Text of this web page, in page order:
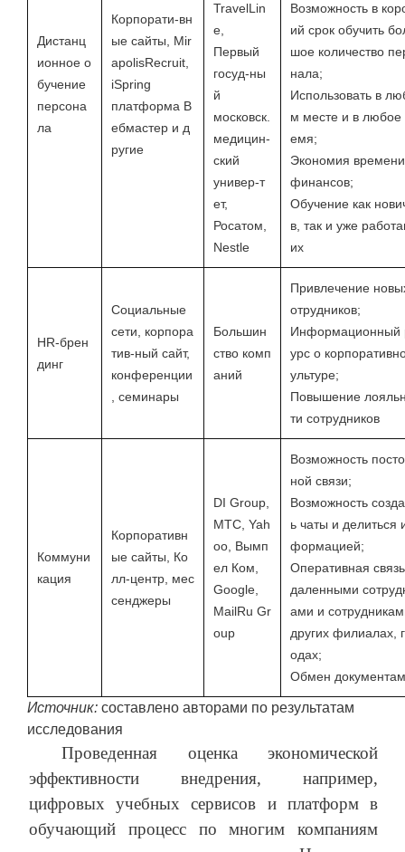
Дистанц
ионное о
бучение
персона
ла
Корпорати-вн
ые сайты, Mir
apolisRecruit,
iSpring
платформа В
ебмастер и д
ругие
TravelLin
e,
Первый
госуд-ны
й
московск.
медицин-
ский
универ-т
ет,
Росатом,
Nestle
Возможность в
ий срок обучить
шое количество
нала;
Использовать в
м месте и в любое
емя;
Экономия
финансов;
Обучение как
в, так и уже
их
HR-брен
динг
Социальные
сети, корпора
тив-ный сайт,
конференции
, семинары
Большин
ство комп
аний
Привлечение
отрудников;
Информационный
урс о
ультуре;
Повышение
ти сотрудников
Коммуни
кация
Корпоративн
ые сайты, Ко
лл-центр, мес
сенджеры
DI Group,
МТС, Yah
oo, Вымп
ел Ком,
Google,
MailRu Gr
oup
Возможность
ной связи;
Возможность
ь чаты и делиться
формацией;
Оперативная
даленными
ами и
других филиалах,
одах;
Обмен
Источник: составлено авторами по результатам
исследования
Проведенная оценка экономической
эффективности внедрения, например,
цифровых учебных сервисов и платформ в
обучающий процесс по многим компаниям